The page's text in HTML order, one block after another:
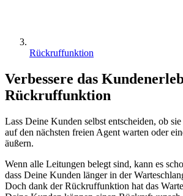
Rückruffunktion
Verbessere das
Rückruffunktion
Lass Deine Kunden selbst entscheiden, ob
auf den nächsten freien Agent warten oder
äußern.
Wenn alle Leitungen belegt sind, kann es
dass Deine Kunden länger in der
Doch dank der Rückruffunktion hat das